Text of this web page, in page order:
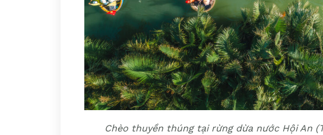
Chèo thuyền thúng tại rừng dừa nước Hội An